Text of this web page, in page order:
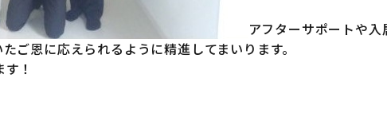
アフターサポートや
ご恩に応えられるように精進してまいります。
！